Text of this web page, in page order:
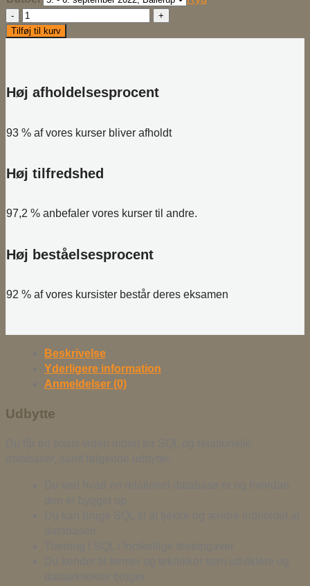
Grundlæggende
SQL
Tilføj til kurv
Høj afholdelsesprocent
93 % af vores kurser bliver afholdt
Høj tilfredshed
97,2 % anbefaler vores kurser til andre.
Høj beståelsesprocent
92 % af vores kursister består deres eksamen
Beskrivelse
Yderligere information
Anmeldelser (0)
Udbytte